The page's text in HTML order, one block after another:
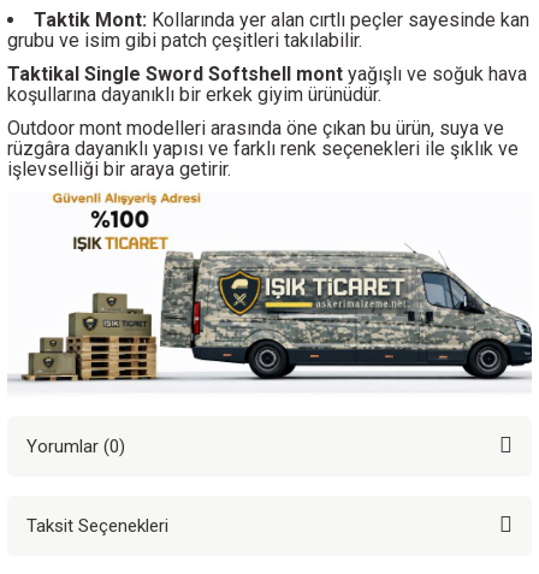
Taktik Mont: Kollarında yer alan cırtlı peçler sayesinde kan
grubu ve isim gibi patch çeşitleri takılabilir.
Taktikal Single Sword Softshell mont yağışlı ve soğuk hava
koşullarına dayanıklı bir erkek giyim ürünüdür.
Outdoor mont modelleri arasında öne çıkan bu ürün, suya ve
rüzgâra dayanıklı yapısı ve farklı renk seçenekleri ile şıklık ve
işlevselliği bir araya getirir.
Yorumlar (0)
Taksit Seçenekleri